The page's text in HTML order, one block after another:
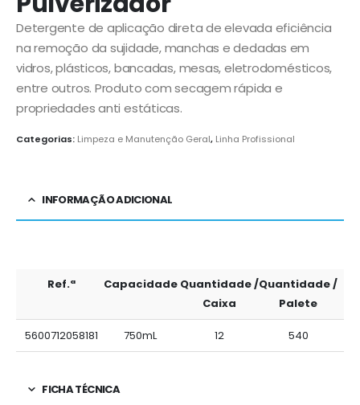
Detergente de aplicação direta de elevada eficiência
na remoção da sujidade, manchas e dedadas em
vidros, plásticos, bancadas, mesas, eletrodomésticos,
entre outros. Produto com secagem rápida e
propriedades anti estáticas.
Categorias: Limpeza e Manutenção Geral, Linha Profissional
INFORMAÇÃO ADICIONAL
Ref.ª Capacidade Quantidade /
Caixa
Quantidade /
Palete
5600712058181 750mL 12 540
FICHA TÉCNICA